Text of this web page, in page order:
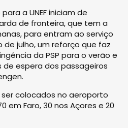
a UNEF iniciam de
de fronteira, que tem a
para entram ao serviço
de julho, um reforço que faz
da PSP para o verão e
de espera dos passageiros
ser colocados no aeroporto
em Faro, 30 nos Açores e 20